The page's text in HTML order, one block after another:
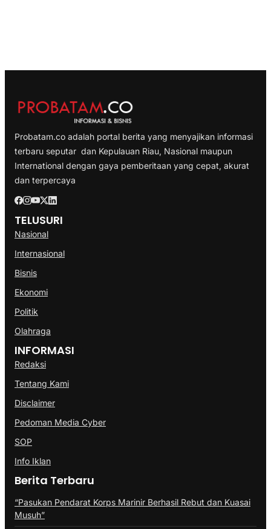
Probatam.co adalah portal berita yang menyajikan informasi
terbaru seputar dan Kepulauan Riau, Nasional maupun
International dengan gaya pemberitaan yang cepat, akurat
dan terpercaya
TELUSURI
Nasional
Internasional
Bisnis
Ekonomi
Politik
Olahraga
INFORMASI
Redaksi
Tentang Kami
Disclaimer
Pedoman Media Cyber
SOP
Info Iklan
Berita Terbaru
“Pasukan Pendarat Korps Marinir Berhasil Rebut dan Kuasai
Musuh”